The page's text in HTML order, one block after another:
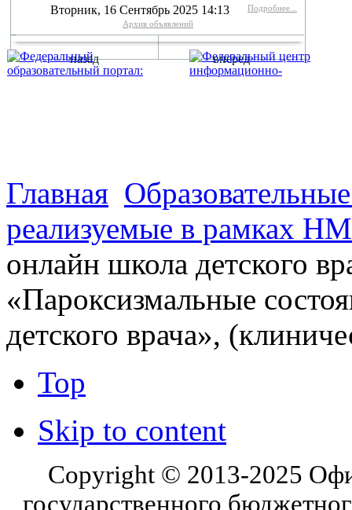
Вторник, 16 Сентябрь 2025 14:13
Подробнее...
Архив объявлений
назад вперед
Главная
реализуемые в рамках
онлайн школа детского
«Пароксизмальные
детского врача»,
Top
Skip to content
Copyright © 2013-2025
государственного